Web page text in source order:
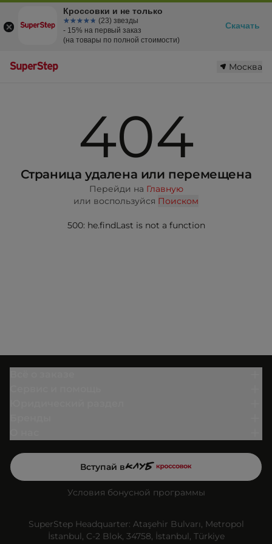
Москва
404
Страница удалена или перемещена
Перейди на Главную
или воспользуйся Поиском
500: he.findLast is not a function
Вступай в
Условия бонусной программы
SuperStep Headquarter: Ataşehir Bulvarı, Metropol
İstanbul, C-2 Blok, 34758, İstanbul, Türkiye
Кроссовки и не только
☆☆☆☆☆
★★★★★ (23) звезды
- 15% на первый заказ
(на товары по полной стоимости)
Скачать